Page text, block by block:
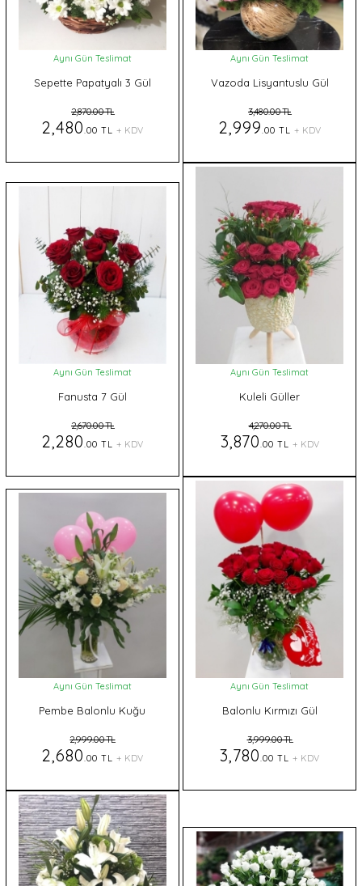
Aynı Gün Teslimat
Sepette Papatyalı 3 Gül
2,870.00 TL
2,480 .00 TL + KDV
Aynı Gün Teslimat
Vazoda Lisyantuslu Gül
3,480.00 TL
2,999 .00 TL + KDV
Aynı Gün Teslimat
Fanusta 7 Gül
2,670.00 TL
2,280 .00 TL + KDV
Aynı Gün Teslimat
Kuleli Güller
4,270.00 TL
3,870 .00 TL + KDV
Aynı Gün Teslimat
Pembe Balonlu Kuğu
2,999.00 TL
2,680 .00 TL + KDV
Aynı Gün Teslimat
Balonlu Kırmızı Gül
3,999.00 TL
3,780 .00 TL+ KDV